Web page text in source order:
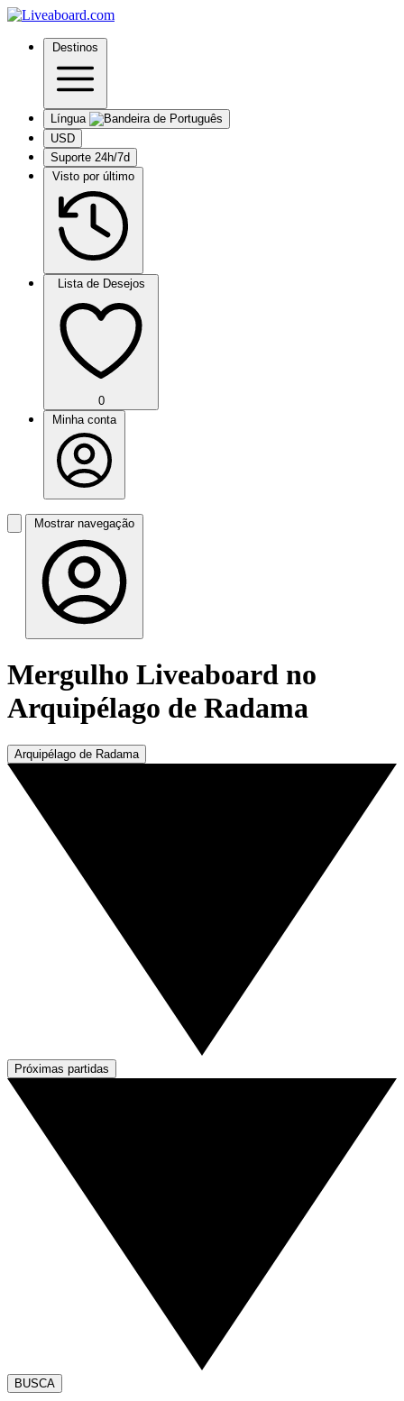
Destinos
Língua
USD
Suporte 24h/7d
Visto por último
Lista de Desejos
0
Minha conta
Mostrar navegação
Mergulho Liveaboard no
Arquipélago de Radama
Arquipélago de Radama
Próximas partidas
BUSCA